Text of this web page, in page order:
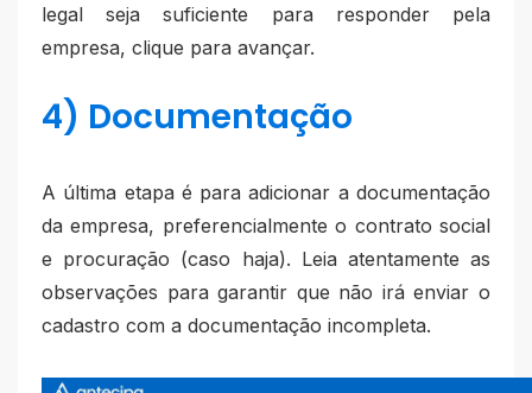
legal seja suficiente para responder pela
empresa, clique para avançar.
4) Documentação
A última etapa é para adicionar a documentação
da empresa, preferencialmente o contrato social
e procuração (caso haja). Leia atentamente as
observações para garantir que não irá enviar o
cadastro com a documentação incompleta.